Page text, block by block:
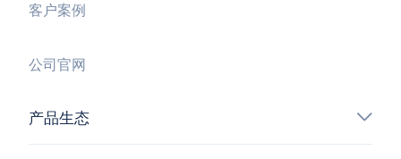
客户案例
公司官网
产品生态